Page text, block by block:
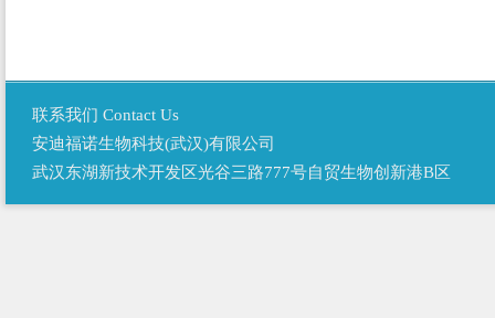
联系我们 Contact Us
安迪福诺生物科技(武汉)有限公司
武汉东湖新技术开发区光谷三路777号自贸生物创新港B区